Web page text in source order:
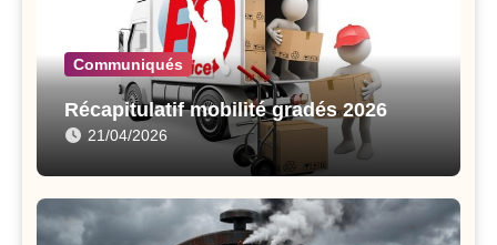
Communiqués
Récapitulatif mobilité gradés 2026
21/04/2026